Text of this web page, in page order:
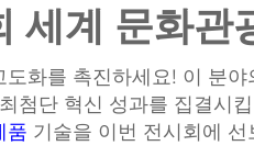
세계 문화관
화를 촉진하세요! 이 분
첨단 혁신 성과를 집결시
품 기술을 이번 전시회에